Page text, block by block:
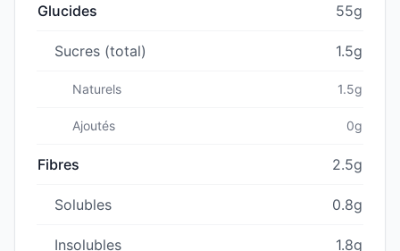
Glucides 55g
Sucres (total) 1.5g
Naturels 1.5g
Ajoutés 0g
Fibres 2.5g
Solubles 0.8g
Insolubles 1.8g